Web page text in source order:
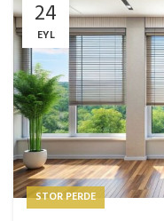
24
EYL
STOR PERDE